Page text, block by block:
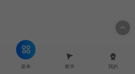
菜单 教学 我的